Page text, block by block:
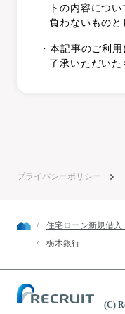
トの内容につ
負わないものと
・本記事のご利
了承いただいた
プライバシーポリシー
住宅ローン新規借
栃木銀行
(C)